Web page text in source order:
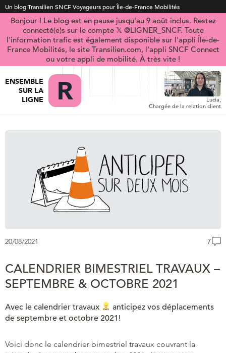
Un blog Transilien SNCF Voyageurs pour Île-de-France Mobilités
Bonjour ! Le blog est en pause jusqu'au 9 août inclus. Restez
connecté(e)s sur le compte 𝕏 @LIGNER_SNCF. Toute
l'information trafic est également disponible sur l'appli Île-de-
France Mobilités, le site Transilien.com, l'appli SNCF Connect
ou votre appli de mobilité. À très vite !
ENSEMBLE
SUR LA
LIGNE
Lucia,
Chargée de la relation client
20/08/2021 7
CALENDRIER BIMESTRIEL TRAVAUX –
SEPTEMBRE & OCTOBRE 2021
Avec le calendrier travaux
anticipez vos déplacements
de septembre et octobre 2021!
Voici donc le calendrier bimestriel travaux couvrant la